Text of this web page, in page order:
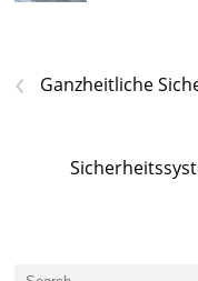
‹ Ganzheitliche